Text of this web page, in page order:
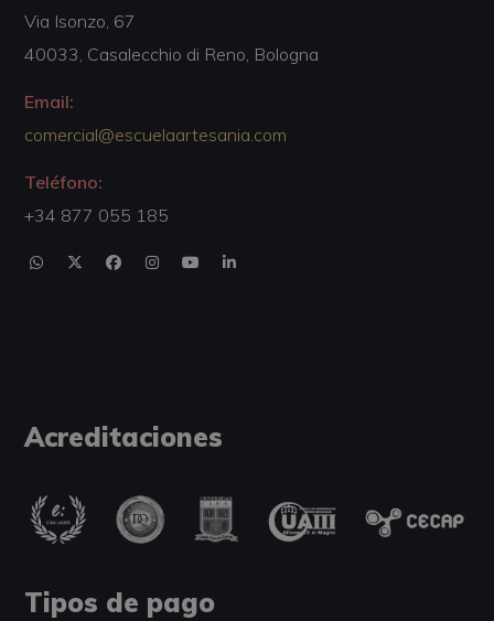
Via Isonzo, 67
40033, Casalecchio di Reno, Bologna
Email:
comercial@escuelaartesania.com
Teléfono:
+34 877 055 185
Acreditaciones
Tipos de pago